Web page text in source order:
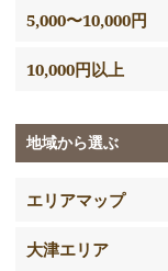
5,000〜10,000円
10,000円以上
地域から選ぶ
エリアマップ
大津エリア